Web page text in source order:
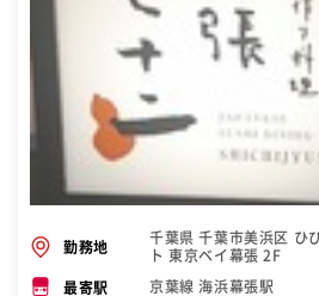
勤務地
千葉県 千葉市美浜区 ひ
ト 東京ベイ幕張 2F
最寄駅 京葉線 海浜幕張駅